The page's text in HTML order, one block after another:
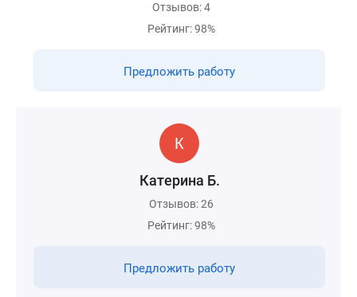
Отзывов: 4
Рейтинг: 98%
Предложить работу
Катерина Б.
Отзывов: 26
Рейтинг: 98%
Предложить работу